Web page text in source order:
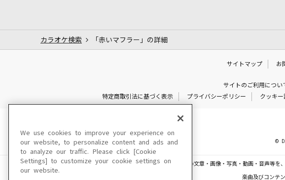
カラオケ検索 「赤いマフラー」の詳細
サイトマップ お
サイトのご利用につい
特定商取引法に基づく表示
プライバシーポリシー クッキー
©
このサイトに掲載されている一切の文章・画像・写真・動画・音声等
楽曲及びコンテ
We use cookies to improve your experience on
our website, to personalize content and ads and
to analyze our traffic. Please click [Cookie
Settings] to customize your cookie settings on
our website.